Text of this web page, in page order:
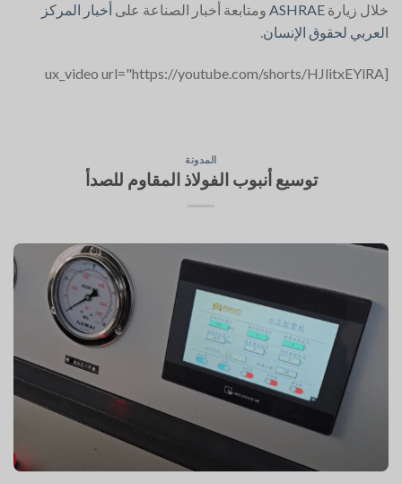
خلال زيارة ASHRAE ومتابعة أخبار الصناعة على أخبار المركز
العربي لحقوق الإنسان.
[ux_video url="https://youtube.com/shorts/HJlitxEYlRA
المدونة
توسيع أنبوب الفولاذ المقاوم للصدأ